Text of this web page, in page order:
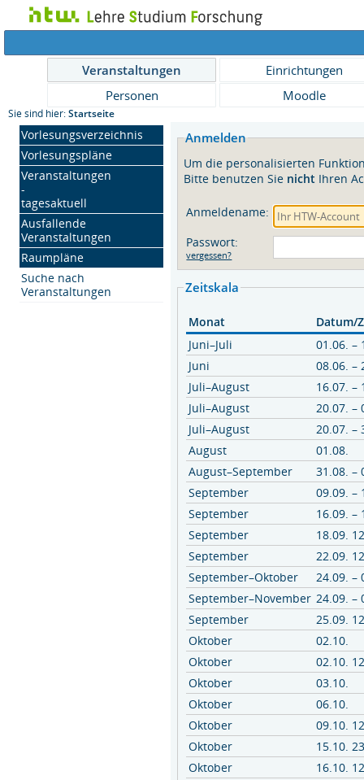
Veranstaltungen
Einrichtungen
Personen
Moodle
Sie sind hier: Startseite
Vorlesungsverzeichnis
Vorlesungspläne
Veranstaltungen
-
tagesaktuell
Ausfallende
Veranstaltungen
Raumpläne
Suche nach
Veranstaltungen
Anmelden
Um die personalisierten
Bitte benutzen Sie nicht Ihren
Anmeldename:
Passwort:
vergessen?
Zeitskala
Zeitskala
Monat
Datum/
Juni–Juli
01.06. –
Juni
08.06. –
Juli–August
16.07. –
Juli–August
20.07. –
Juli–August
20.07. –
August
01.08.
August–September
31.08. –
September
09.09. –
September
16.09. –
September
18.09.
September
22.09.
September–Oktober
24.09. –
September–November 24.09. –
September
25.09.
Oktober
02.10.
Oktober
02.10.
Oktober
03.10.
Oktober
06.10.
Oktober
09.10.
Oktober
15.10.
Oktober
16.10.